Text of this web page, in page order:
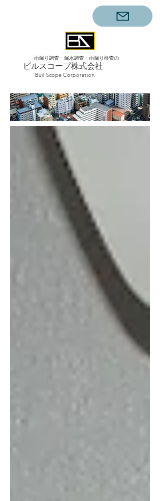
雨漏り調査・漏水調査・雨漏り検査の
ビルスコープ株式会社
Buil Scope Corporation